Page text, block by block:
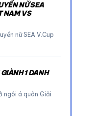
NỮ SEA
NAM VS
nữ SEA V.Cup
1 DANH
ngôi á quân Giải